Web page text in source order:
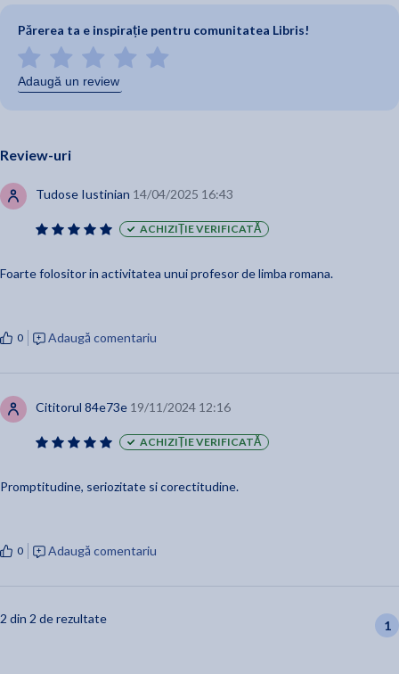
Părerea ta e inspirație pentru comunitatea Libris!
Adaugă un review
Review-uri
Tudose Iustinian 14/04/2025 16:43
ACHIZIȚIE VERIFICATĂ
Foarte folositor in activitatea unui profesor de limba romana.
0 Adaugă comentariu
Cititorul 84e73e 19/11/2024 12:16
ACHIZIȚIE VERIFICATĂ
Promptitudine, seriozitate si corectitudine.
0 Adaugă comentariu
2 din 2 de rezultate 1